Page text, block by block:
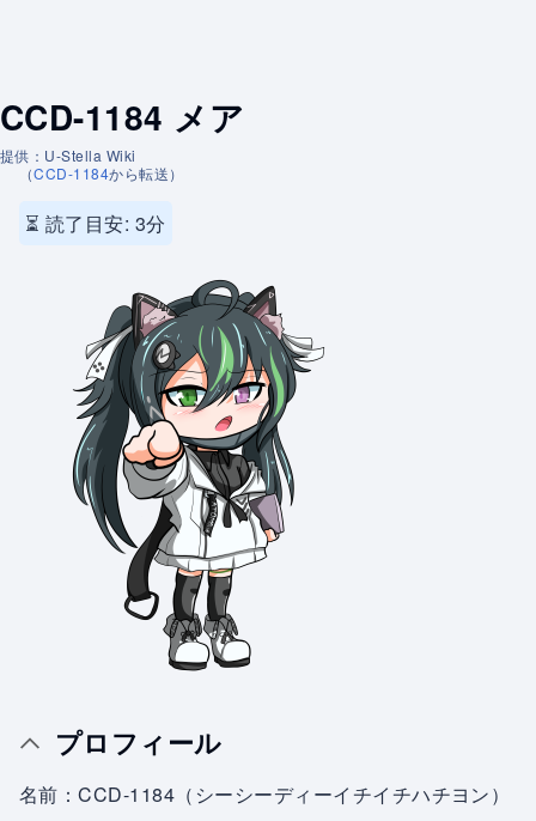
CCD-1184 メア
提供：U-Stella Wiki
（CCD-1184から転送）
⏳ 読了目安: 3分
プロフィール
名前：CCD-1184（シーシーディーイチイチハチヨン）